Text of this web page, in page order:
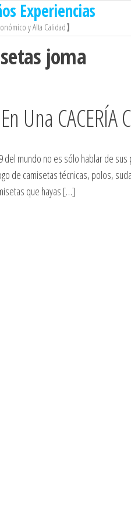
Experiencias
y Alta Calidad】
joma
Una CACERÍA
mundo no es sólo hablar de
de camisetas técnicas, polos,
que hayas […]